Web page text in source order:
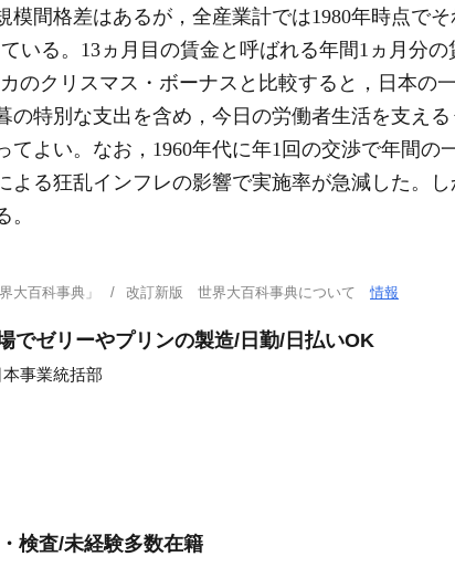
模間格差はあるが，全産業計では1980年時点で
いる。13ヵ月目の賃金と呼ばれる年間1ヵ月分
のクリスマス・ボーナスと比較すると，日本の
の特別な支出を含め，今日の労働者生活を支え
てよい。なお，1960年代に年1回の交渉で年間の
よる狂乱インフレの影響で実施率が急減した。
大百科事典」 改訂新版 世界大百科事典について情報
でゼリーやプリンの製造/日勤/日払いOK
事業統括部
検査/未経験多数在籍